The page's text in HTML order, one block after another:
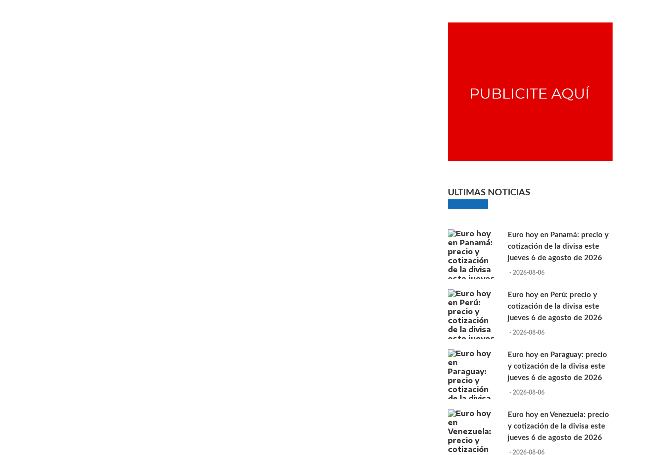
ULTIMAS NOTICIAS
Euro hoy en Panamá: precio y
cotización de la divisa este
jueves 6 de agosto de 2026
- 2026-08-06
Euro hoy en Perú: precio y
cotización de la divisa este
jueves 6 de agosto de 2026
- 2026-08-06
Euro hoy en Paraguay: precio
y cotización de la divisa este
jueves 6 de agosto de 2026
- 2026-08-06
Euro hoy en Venezuela: precio
y cotización de la divisa este
jueves 6 de agosto de 2026
- 2026-08-06